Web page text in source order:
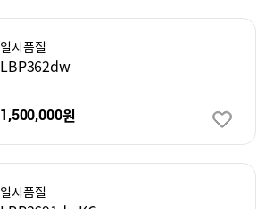
일시품절
LBP362dw
1,500,000원
일시품절